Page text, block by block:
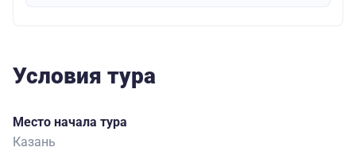
Условия тура
Место начала тура
Казань